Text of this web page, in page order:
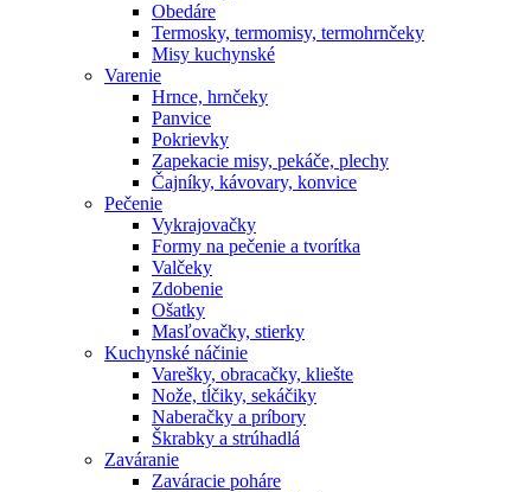
Obedáre
Termosky, termomisy, termohrnčeky
Misy kuchynské
Varenie
Hrnce, hrnčeky
Panvice
Pokrievky
Zapekacie misy, pekáče, plechy
Čajníky, kávovary, konvice
Pečenie
Vykrajovačky
Formy na pečenie a tvorítka
Valčeky
Zdobenie
Ošatky
Masľovačky, stierky
Kuchynské náčinie
Varešky, obracačky, kliešte
Nože, tĺčiky, sekáčiky
Naberačky a príbory
Škrabky a strúhadlá
Zaváranie
Zaváracie poháre